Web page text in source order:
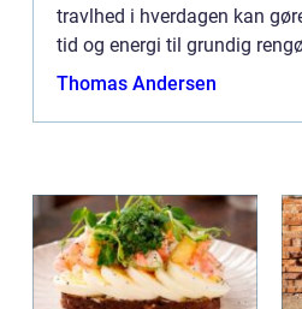
travlhed i hverdagen kan
tid og energi til grundig
rengøring i Næst...
Thomas Andersen